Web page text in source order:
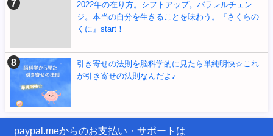
2022年の在り方。シフトアップ。パラレルチェン
ジ。本当の自分を生きることを味わう。『さくらの
くに』start！
引き寄せの法則を脳科学的に見たら単純明快☆これ
が引き寄せの法則なんだよ♪
paypal.meからのお支払い・サポートは